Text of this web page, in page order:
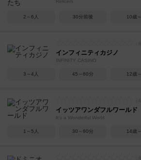
Relicers
2～6人 30分前後 10歳～
インフィニティカジノ
INFINITY CASINO
3～4人 45～60分 12歳～
イッツアワンダフルワールド
It's a Wonderful World
1～5人 30～60分 14歳～